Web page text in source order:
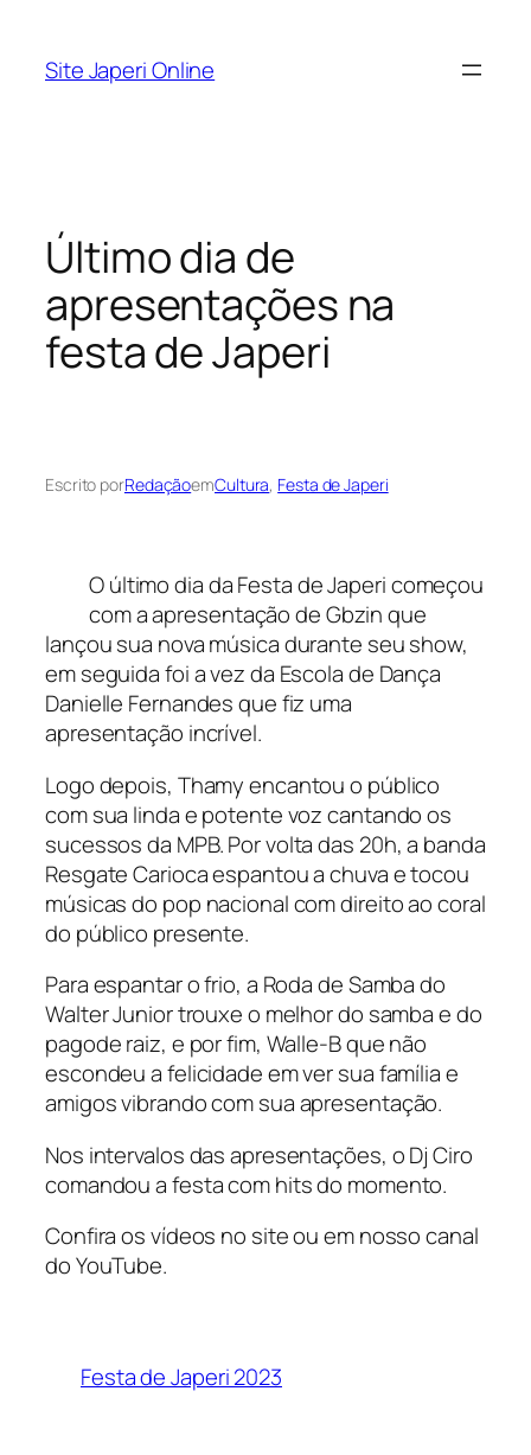
Site Japeri Online
Último dia de
apresentações na
festa de Japeri
Escrito porRedaçãoemCultura, Festa de Japeri
O último dia da Festa de Japeri começou
com a apresentação de Gbzin que
lançou sua nova música durante seu show,
em seguida foi a vez da Escola de Dança
Danielle Fernandes que fiz uma
apresentação incrível.
Logo depois, Thamy encantou o público
com sua linda e potente voz cantando os
sucessos da MPB. Por volta das 20h, a banda
Resgate Carioca espantou a chuva e tocou
músicas do pop nacional com direito ao coral
do público presente.
Para espantar o frio, a Roda de Samba do
Walter Junior trouxe o melhor do samba e do
pagode raiz, e por fim, Walle-B que não
escondeu a felicidade em ver sua família e
amigos vibrando com sua apresentação.
Nos intervalos das apresentações, o Dj Ciro
comandou a festa com hits do momento.
Confira os vídeos no site ou em nosso canal
do YouTube.
Festa de Japeri 2023